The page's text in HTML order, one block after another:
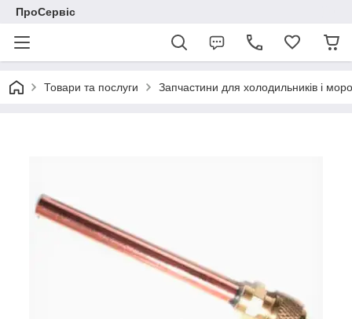
ПроСервіс
Товари та послуги Запчастини для холодильників і